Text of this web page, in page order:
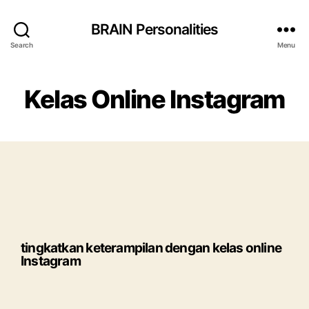
Search
BRAIN Personalities
Menu
Kelas Online Instagram
tingkatkan keterampilan dengan kelas online
Instagram